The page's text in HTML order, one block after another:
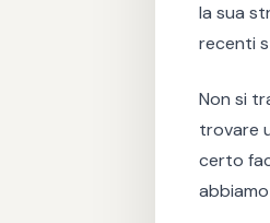
la sua
recenti
Non si
trovare
certo